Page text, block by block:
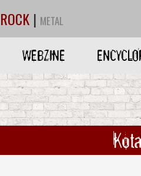
ROCK | METAL
WEBZINE